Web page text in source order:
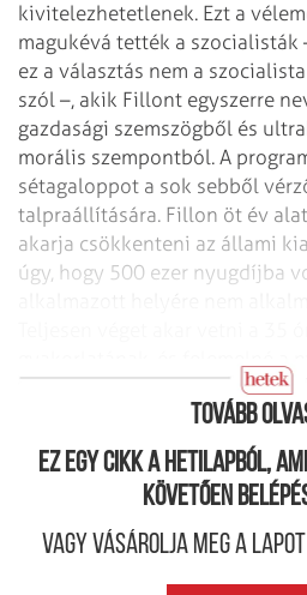
kivitelezhetetlenek. Ezt a
magukévá tették a szocialisták
ez a választás nem a
szól –, akik Fillont egyszerre
gazdasági szemszögből és
morális szempontból. A
sétagaloppot a sok sebből
talpraállítására. Fillon öt év
akarja csökkenteni az állami
úgy, hogy 500 ezer nyugdíjba
Tovább
Ez egy cikk a hetilapból,
követően
Vagy vásárolja meg a